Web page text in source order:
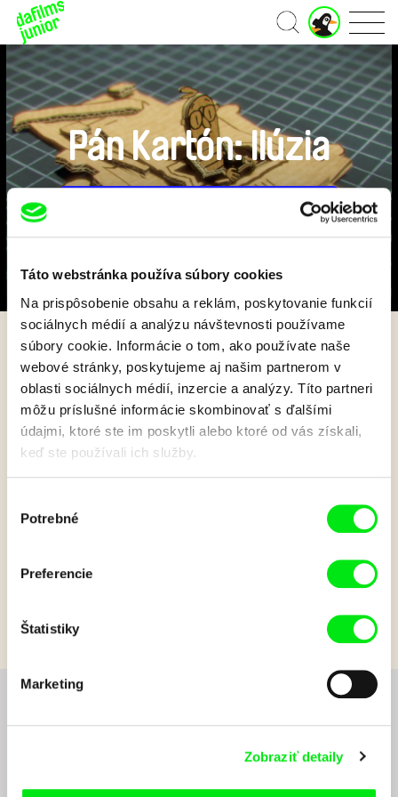
Táto webstránka používa súbory cookies
Na prispôsobenie obsahu a reklám, poskytovanie funkcií
sociálnych médií a analýzu návštevnosti používame
súbory cookie. Informácie o tom, ako používate naše
webové stránky, poskytujeme aj našim partnerom v
oblasti sociálnych médií, inzercie a analýzy. Títo partneri
môžu príslušné informácie skombinovať s ďalšími
údajmi, ktoré ste im poskytli alebo ktoré od vás získali,
keď ste používali ich služby.
súhlasu
Potrebné
Preferencie
Štatistiky
Marketing
Zobraziť detaily
Domov
J
u
n
i
o
ú
č
e
t
Pán Kartón: Ilúzia
Predplatiť US $6.99 mesačne
Späť
Pán Kartón: Ilúzia
vyrobenom kartónovom svete. Seriál Pán Kartón je parodická
Zobraziť viac